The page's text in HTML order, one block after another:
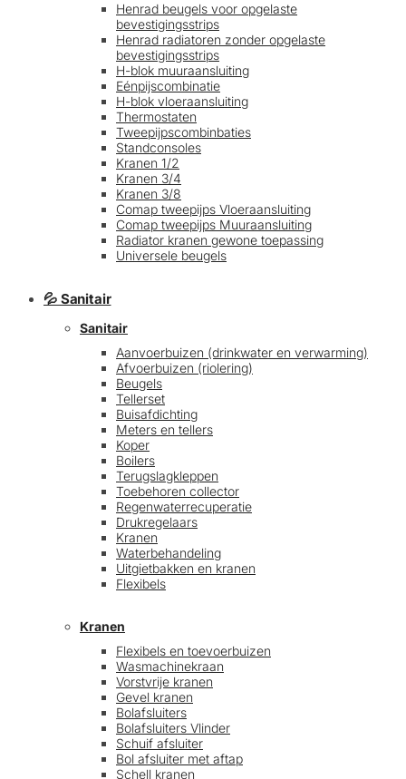
Henrad beugels voor opgelaste
bevestigingsstrips
Henrad radiatoren zonder opgelaste
bevestigingsstrips
H-blok muuraansluiting
Eénpijscombinatie
H-blok vloeraansluiting
Thermostaten
Tweepijpscombinbaties
Standconsoles
Kranen 1/2
Kranen 3/4
Kranen 3/8
Comap tweepijps Vloeraansluiting
Comap tweepijps Muuraansluiting
Radiator kranen gewone toepassing
Universele beugels
💦 Sanitair
Sanitair
Aanvoerbuizen (drinkwater en verwarming)
Afvoerbuizen (riolering)
Beugels
Tellerset
Buisafdichting
Meters en tellers
Koper
Boilers
Terugslagkleppen
Toebehoren collector
Regenwaterrecuperatie
Drukregelaars
Kranen
Waterbehandeling
Uitgietbakken en kranen
Flexibels
Kranen
Flexibels en toevoerbuizen
Wasmachinekraan
Vorstvrije kranen
Gevel kranen
Bolafsluiters
Bolafsluiters Vlinder
Schuif afsluiter
Bol afsluiter met aftap
Schell kranen